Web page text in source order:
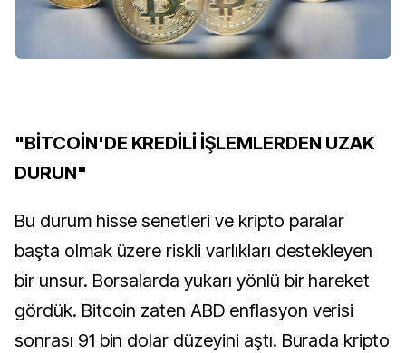
"BİTCOİN'DE KREDİLİ İŞLEMLERDEN UZAK
DURUN"
Bu durum hisse senetleri ve kripto paralar
başta olmak üzere riskli varlıkları destekleyen
bir unsur. Borsalarda yukarı yönlü bir hareket
gördük. Bitcoin zaten ABD enflasyon verisi
sonrası 91 bin dolar düzeyini aştı. Burada kripto